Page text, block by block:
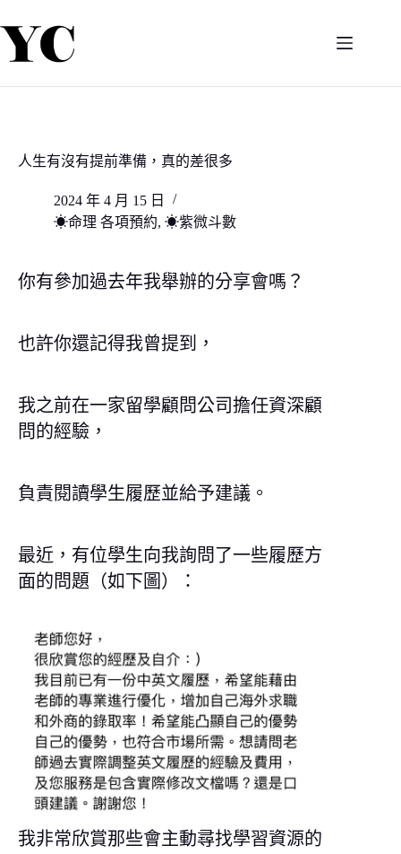
至
人生有沒有提前準備，真的差很多
2024 年 4 月 15 日
☀命理 各項預約, ☀紫微斗數
你有參加過去年我舉辦的分享會嗎？
也許你還記得我曾提到，
我之前在一家留學顧問公司擔任資深顧
問的經驗，
負責閱讀學生履歷並給予建議。
最近，有位學生向我詢問了一些履歷方
面的問題（如下圖）：
我非常欣賞那些會主動尋找學習資源的